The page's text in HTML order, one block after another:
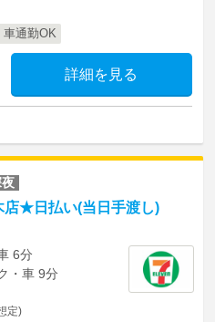
車通勤OK
詳細を見る
店★日払い(当日手渡し)
6分
・車 9分
定)